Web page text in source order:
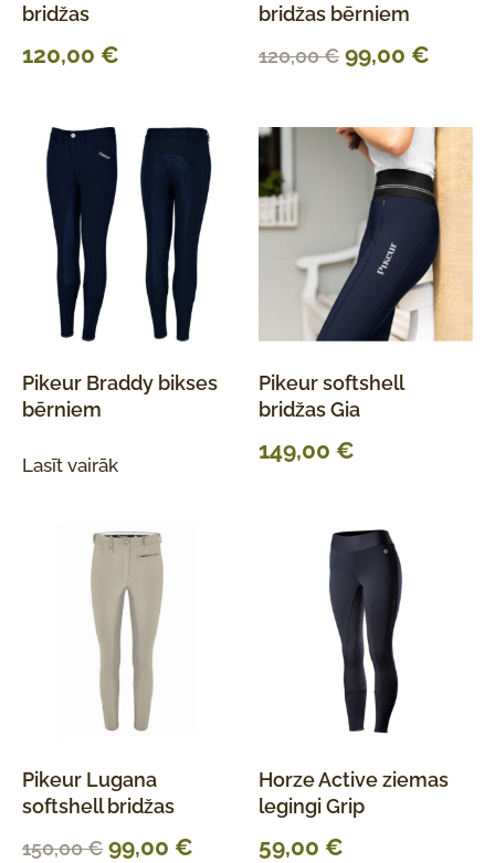
bridžas
120,00 €
bridžas bērniem
120,00€ 99,00 €
Pikeur Braddy bikses
bērniem
Lasīt vairāk
Pikeur softshell
bridžas Gia
149,00 €
Pikeur Lugana
softshell bridžas
150,00€ 99,00 €
Horze Active ziemas
legingi Grip
59,00 €